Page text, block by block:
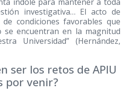
investigativa… El acto de
condiciones favorables que
se encuentran en la magnitud
Universidad” (Hernández,
ser los retos de APIU
por venir?